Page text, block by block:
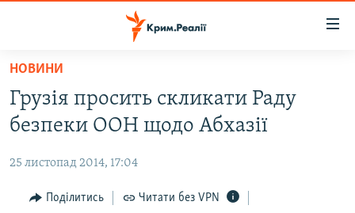
Перейти
основного
матеріалу
до
навігації
ВОДА.КРИМ
ПОЛІТИКА
БЛОГИ
НОВИНИ
Грузія просить скликати Раду
безпеки ООН щодо Абхазії
25 листопад 2014, 17:04
Поділитись Читати без VPN